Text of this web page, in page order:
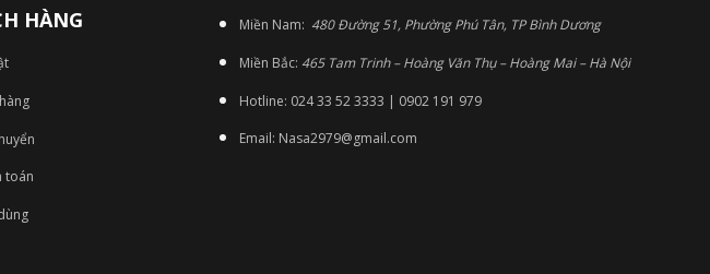
HÀNG
toán
Miền Nam: 480 Đường 51, Phường Phú Tân, TP Bình Dương
Miền Bắc: 465 Tam Trinh – Hoàng Văn Thụ – Hoàng Mai – Hà Nội
Hotline: 024 33 52 3333 | 0902 191 979
Email: Nasa2979@gmail.com